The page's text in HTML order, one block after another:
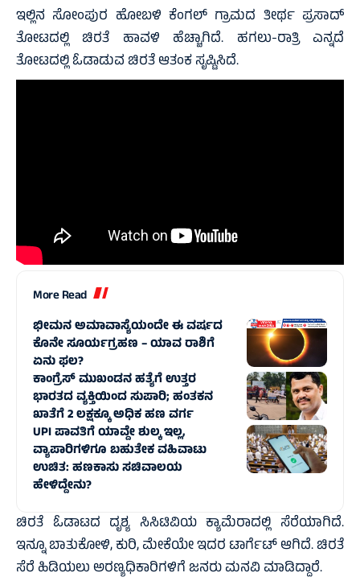
ಇಲ್ಲಿನ ಸೋಂಪುರ ಹೋಬಳಿ ಕೆಂಗಲ್ ಗ್ರಾಮದ ತೀರ್ಥ ಪ್ರಸಾದ್
ತೋಟದಲ್ಲಿ ಚಿರತೆ ಹಾವಳಿ ಹೆಚ್ಚಾಗಿದೆ. ಹಗಲು-ರಾತ್ರಿ ಎನ್ನದೆ
ತೋಟದಲ್ಲಿ ಓಡಾಡುವ ಚಿರತೆ ಆತಂಕ ಸೃಷ್ಟಿಸಿದೆ.
More Read
ಭೀಮನ ಅಮಾವಾಸ್ಯೆಯಂದೇ ಈ ವರ್ಷದ
ಕೊನೇ ಸೂರ್ಯಗ್ರಹಣ – ಯಾವ ರಾಶಿಗೆ
ಏನು ಫಲ?
ಕಾಂಗ್ರೆಸ್‌ ಮುಖಂಡನ ಹತ್ಯೆಗೆ ಉತ್ತರ
ಭಾರತದ ವ್ಯಕ್ತಿಯಿಂದ ಸುಪಾರಿ; ಹಂತಕನ
ಖಾತೆಗೆ 2 ಲಕ್ಷಕ್ಕೂ ಅಧಿಕ ಹಣ ವರ್ಗ
UPI ಪಾವತಿಗೆ ಯಾವ್ದೇ ಶುಲ್ಕ ಇಲ್ಲ,
ವ್ಯಾಪಾರಿಗಳಿಗೂ ಬಹುತೇಕ ವಹಿವಾಟು
ಉಚಿತ: ಹಣಕಾಸು ಸಚಿವಾಲಯ
ಹೇಳಿದ್ದೇನು?
ಚಿರತೆ ಓಡಾಟದ ದೃಶ್ಯ ಸಿಸಿಟಿವಿಯ ಕ್ಯಾಮೆರಾದಲ್ಲಿ ಸೆರೆಯಾಗಿದೆ.
ಇನ್ನೂ ಬಾತುಕೋಳಿ, ಕುರಿ, ಮೇಕೆಯೇ ಇದರ ಟಾರ್ಗೆಟ್ ಆಗಿದೆ. ಚಿರತೆ
ಸೆರೆ ಹಿಡಿಯಲು ಅರಣ್ಯಧಿಕಾರಿಗಳಿಗೆ ಜನರು ಮನವಿ ಮಾಡಿದ್ದಾರೆ.